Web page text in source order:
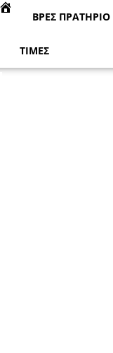
ΒΡΕΣ ΠΡΑΤΗΡΙΟ
ΤΙΜΕΣ